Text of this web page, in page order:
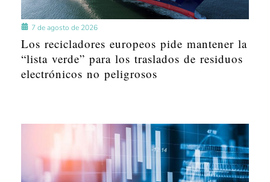
7 de agosto de 2026
Los recicladores europeos pide mantener la
“lista verde” para los traslados de residuos
electrónicos no peligrosos